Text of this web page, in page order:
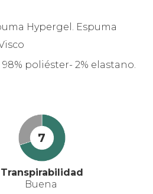
Hypergel. Espuma
98% poliéster- 2% elastano.
7
Transpirabilidad
Buena